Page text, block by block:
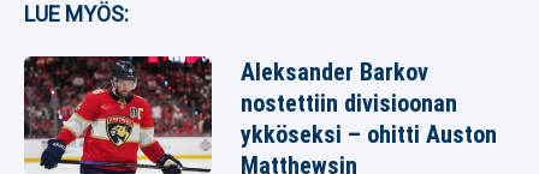
LUE MYÖS:
Aleksander Barkov
nostettiin divisioonan
ykköseksi – ohitti Auston
Matthewsin